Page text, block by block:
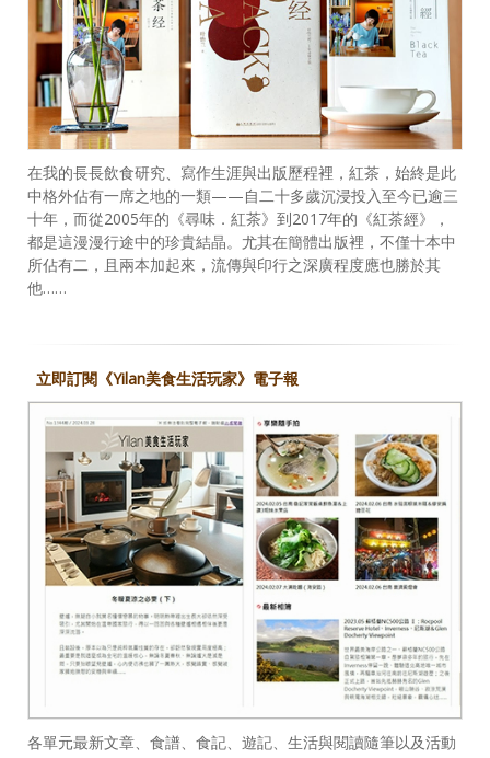
在我的長長飲食研究、寫作生涯與出版歷程裡，紅茶，始終是此
中格外佔有一席之地的一類——自二十多歲沉浸投入至今已逾三
十年，而從2005年的《尋味．紅茶》到2017年的《紅茶經》，
都是這漫漫行途中的珍貴結晶。尤其在簡體出版裡，不僅十本中
所佔有二，且兩本加起來，流傳與印行之深廣程度應也勝於其
他……
立即訂閱《Yilan美食生活玩家》電子報
各單元最新文章、食譜、食記、遊記、生活與閱讀隨筆以及活動